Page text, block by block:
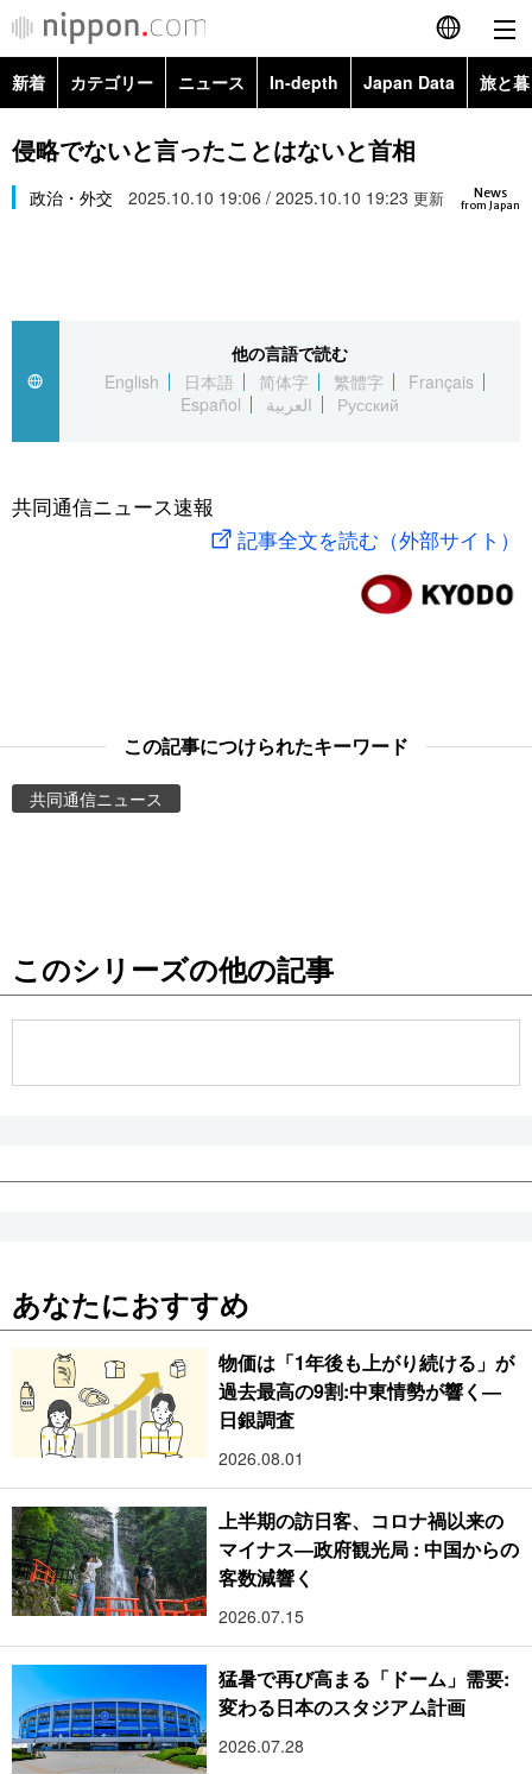
English
简体字
繁體字
العربية
社会
旅と暮らし
東京
新着 カテゴリー ニュース In-depth Japan Data 旅と
政治・外交
経済・ビジネス
社会
文化
科学・技術
暮らし
Images
お知らせ
侵略でないと言ったことはないと首相
News
from Japan
政治・外交 2025.10.10 19:06 / 2025.10.10 19:23 更新
他の言語で読む
English
日本語 简体字 繁體字
Français
Español
العربية Русский
共同通信ニュース速報
記事全文を読む（外部サイト）
この記事につけられたキーワード
共同通信ニュース
このシリーズの他の記事
あなたにおすすめ
物価は「1年後も上がり続ける」が
過去最高の9割:中東情勢が響く―
日銀調査
2026.08.01
上半期の訪日客、コロナ禍以来の
マイナス―政府観光局 : 中国からの
客数減響く
2026.07.15
猛暑で再び高まる「ドーム」需要:
変わる日本のスタジアム計画
2026.07.28